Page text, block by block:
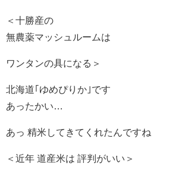
＜十勝産の
無農薬マッシュルームは
ワンタンの具になる＞
北海道｢ゆめぴりか｣です
あったかい…
あっ 精米してきてくれたんですね
＜近年 道産米は 評判がいい＞